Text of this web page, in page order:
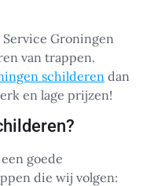
Groningen
van trappen.
schilderendan
en lage prijzen!
goede
die wij volgen: